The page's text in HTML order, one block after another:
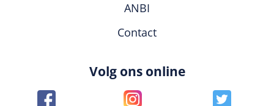
ANBI
Contact
Volg ons online